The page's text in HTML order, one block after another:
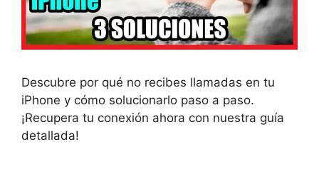
Descubre por qué no recibes llamadas en tu
iPhone y cómo solucionarlo paso a paso.
¡Recupera tu conexión ahora con nuestra guía
detallada!